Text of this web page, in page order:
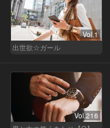
Vol.1
出世欲☆ガール
Vol.216